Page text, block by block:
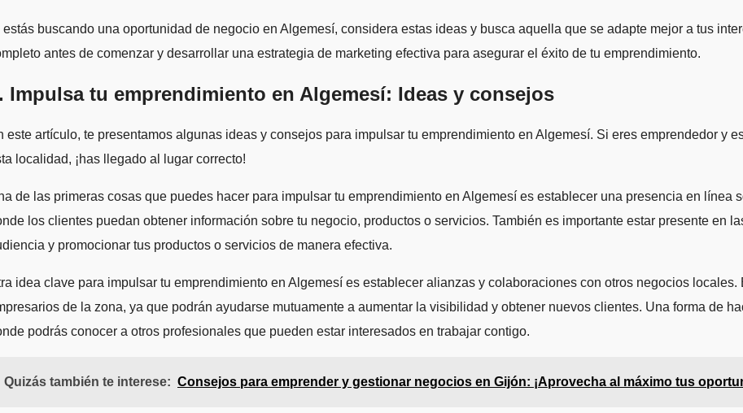
estás buscando una oportunidad de negocio en Algemesí, considera estas ideas y busca aquella que se adapte mejor a tus
antes de comenzar y desarrollar una estrategia de marketing efectiva para asegurar el éxito de tu emprendimiento.
Impulsa tu emprendimiento en Algemesí: Ideas y consejos
este artículo, te presentamos algunas ideas y consejos para impulsar tu emprendimiento en Algemesí. Si eres emprendedor y
localidad, ¡has llegado al lugar correcto!
de las primeras cosas que puedes hacer para impulsar tu emprendimiento en Algemesí es establecer una presencia en
los clientes puedan obtener información sobre tu negocio, productos o servicios. También es importante estar presente en
y promocionar tus productos o servicios de manera efectiva.
idea clave para impulsar tu emprendimiento en Algemesí es establecer alianzas y colaboraciones con otros negocios
de la zona, ya que podrán ayudarse mutuamente a aumentar la visibilidad y obtener nuevos clientes. Una forma de
podrás conocer a otros profesionales que pueden estar interesados en trabajar contigo.
Quizás también te interese: Consejos para emprender y gestionar negocios en Gijón: ¡Aprovecha al máximo tus